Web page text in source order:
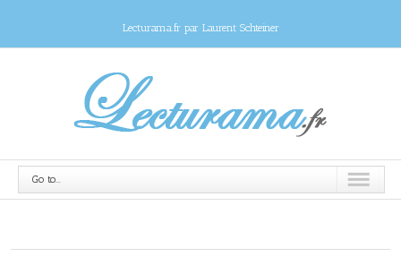
Lecturama.fr par Laurent Schteiner
Go to...